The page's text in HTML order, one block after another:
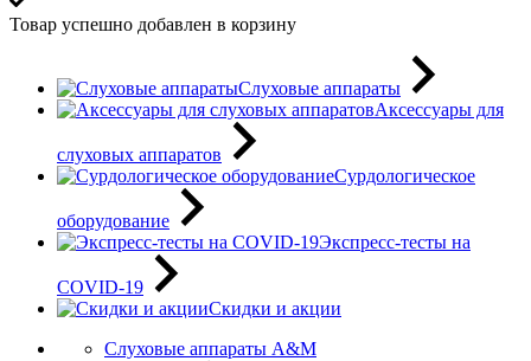
Товар успешно добавлен в корзину
Слуховые аппараты
Аксессуары для
слуховых аппаратов
Сурдологическое
оборудование
Экспресс-тесты на
COVID-19
Скидки и акции
Слуховые аппараты A&M